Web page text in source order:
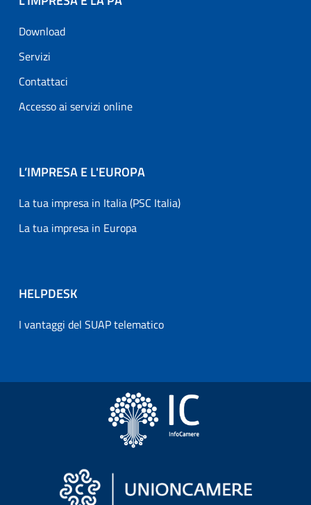
Download
Servizi
Contattaci
Accesso ai servizi online
L’IMPRESA E L'EUROPA
La tua impresa in Italia (PSC Italia)
La tua impresa in Europa
HELPDESK
I vantaggi del SUAP telematico